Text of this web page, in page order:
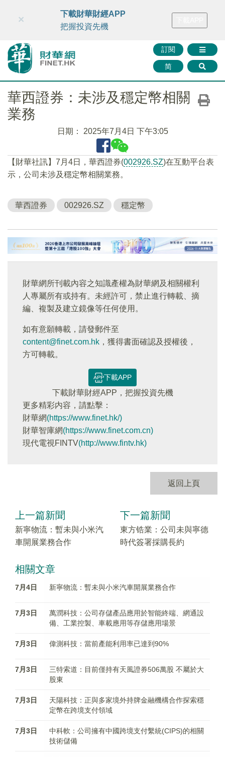
財華智庫網 FINTV FINMETA 財華證券 媒體矩陣
訂閱
简
×
下載財華財經APP
把握投資先機
華西證券：未涉及穩定幣相關
業務
日期： 2025年7月4日 下午3:05
【財華社訊】7月4日，華西證券(002926.SZ)在互動平台表
示，公司未涉及穩定幣相關業務。
華西證券 002926.SZ 穩定幣
財華網所刊載內容之知識產權為財華網及相關權利
人專屬所有或持有。未經許可，禁止進行轉載、摘
編、複製及建立鏡像等任何使用。
如有意願轉載，請發郵件至
content@finet.com.hk ，獲得書面確認及授權後，
方可轉載。
下載APP
下載財華財經APP，把握投資先機
更多精彩内容，請點擊：
財華網(https://www.finet.hk/)
財華智庫網(https://www.finet.com.cn)
現代電視FINTV(http://www.fintv.hk)
返回上頁
上一篇新聞
新寧物流：暫未與小米汽
車開展業務合作
下一篇新聞
東方锆業：公司未與寧德
時代簽署採購長約
相關文章
7月4日 新寧物流：暫未與小米汽車開展業務合作
7月3日
萬潤科技：公司存儲產品應用於智能終端、網通設
備、工業控製、車載應用等存儲應用場景
7月3日 偉測科技：當前產能利用率已達到90%
7月3日
三特索道：目前僅持有天風證券506萬股 不屬於大
股東
7月3日
天陽科技：正與多家境外持牌金融機構合作探索穩
定幣在跨境支付領域
7月3日
中科軟：公司擁有中國跨境支付繫統(CIPS)的相關
技術儲備